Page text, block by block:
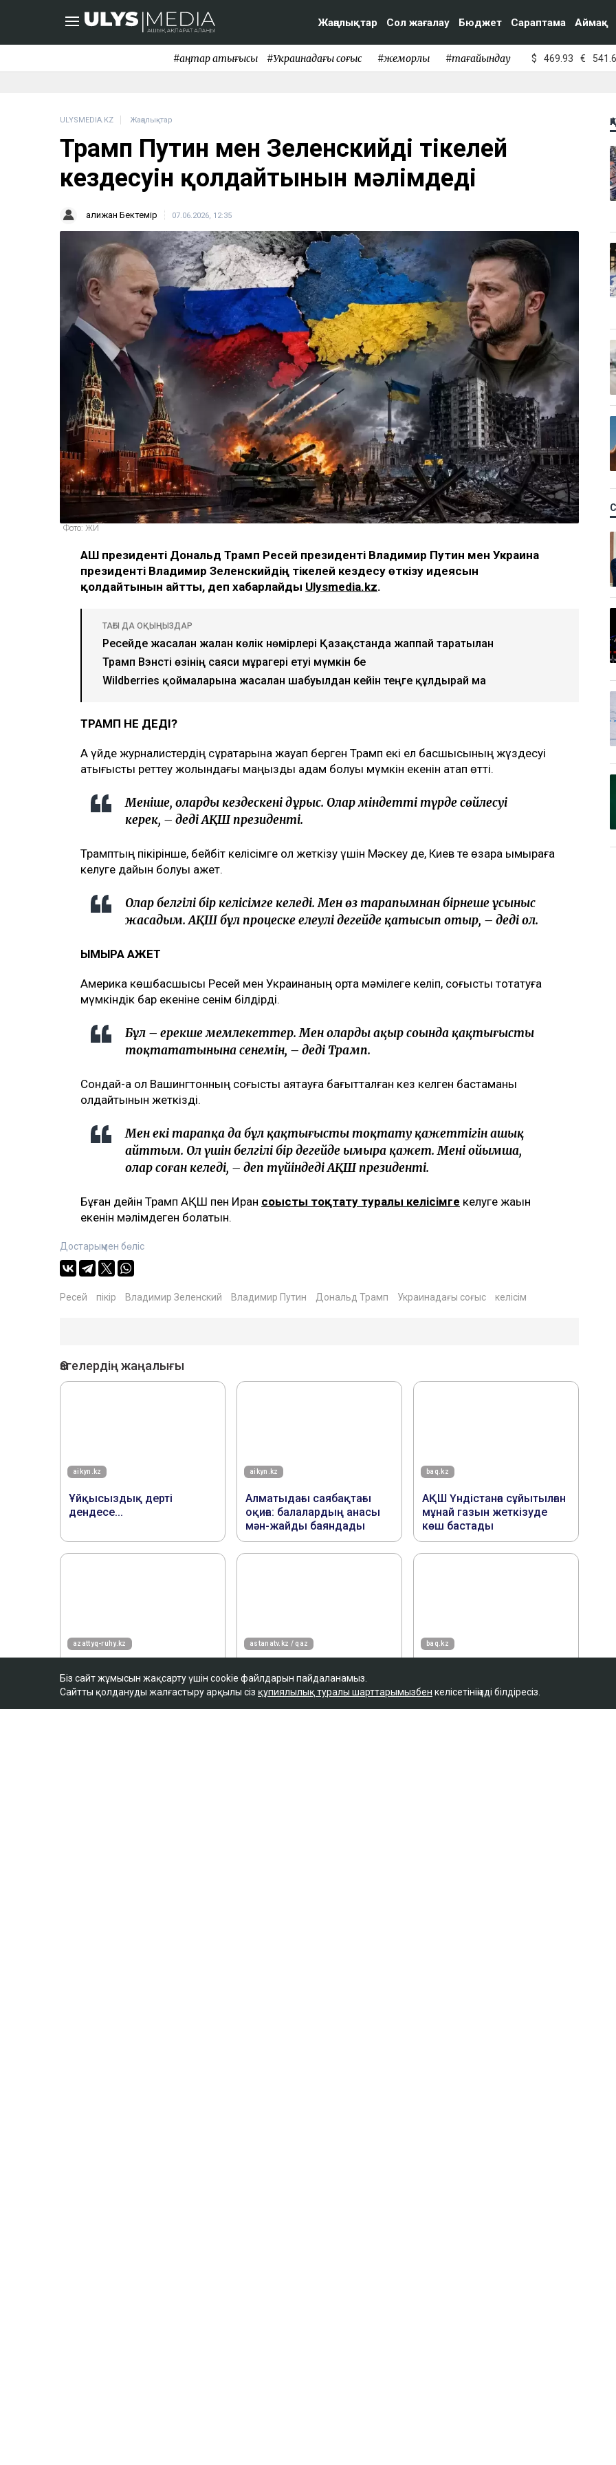
Жаңалықтар Сол жағалау Бюджет Сараптама Аймақ
#қаңтар қақтығысы #Украинадағы соғыс #жемқорлық #тағайындау $ 469.93 €
ULYSMEDIA.KZ Жаңалықтар
Трамп Путин мен Зеленскийдің тікелей
кездесуін қолдайтынын мәлімдеді
Қалижан Бектемір 07.06.2026, 12:35
Фото: ЖИ
АҚШ президенті Дональд Трамп Ресей президенті Владимир Путин мен Украина
президенті Владимир Зеленскийдің тікелей кездесу өткізу идеясын
қолдайтынын айтты, деп хабарлайды Ulysmedia.kz.
ТАҒЫ ДА ОҚЫҢЫЗДАР
Ресейде жасалған жалған көлік нөмірлері Қазақстанда жаппай таратылған
Трамп Вэнсті өзінің саяси мұрагері етуі мүмкін бе
Wildberries қоймаларына жасалған шабуылдан кейін теңге құлдырай ма
ТРАМП НЕ ДЕДІ?
Ақ үйде журналистердің сұрақтарына жауап берген Трамп екі ел басшысының жүздесуі
қақтығысты реттеу жолындағы маңызды қадам болуы мүмкін екенін атап өтті.
Меніңше, олардың кездескені дұрыс. Олар міндетті түрде сөйлесуі
керек, – деді АҚШ президенті.
Трамптың пікірінше, бейбіт келісімге қол жеткізу үшін Мәскеу де, Киев те өзара ымыраға
келуге дайын болуы қажет.
Олар белгілі бір келісімге келеді. Мен өз тарапымнан бірнеше ұсыныс
жасадым. АҚШ бұл процеске елеулі деңгейде қатысып отыр, – деді ол.
ЫМЫРА ҚАЖЕТ
Америка көшбасшысы Ресей мен Украинаның ортақ мәмілеге келіп, соғысты тоқтатуға
мүмкіндік бар екеніне сенім білдірді.
Бұл – ерекше мемлекеттер. Мен олардың ақыр соңында қақтығысты
тоқтататынына сенемін, – деді Трамп.
Сондай-ақ ол Вашингтонның соғысты аяқтауға бағытталған кез келген бастаманы
қолдайтынын жеткізді.
Мен екі тарапқа да бұл қақтығысты тоқтату қажеттігін ашық
айттым. Ол үшін белгілі бір деңгейде ымыра қажет. Менің ойымша,
олар соған келеді, – деп түйіндеді АҚШ президенті.
Бұған дейін Трамп АҚШ пен Иран соғысты тоқтату туралы келісімге келуге жақын
екенін мәлімдеген болатын.
Достарыңмен бөліс
Ресей пікір Владимир Зеленский Владимир Путин Дональд Трамп Украинадағы соғыс келісім
Біз сайт жұмысын жақсарту үшін cookie файлдарын пайдаланамыз.
Сайтты қолдануды жалғастыру арқылы сіз құпиялылық туралы шарттарымызбен келісетініңізді білдіресіз.